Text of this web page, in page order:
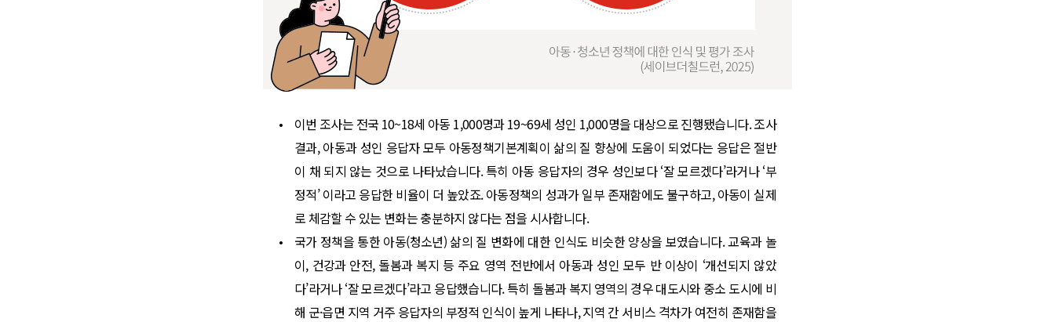
•
이번 조사는 전국 10~18세 아동 1,000명과 19~69세 성인 1,000명을 대상으로 진행됐습니다. 조사
결과, 아동과 성인 응답자 모두 아동정책기본계획이 삶의 질 향상에 도움이 되었다는 응답은 절반
이 채 되지 않는 것으로 나타났습니다. 특히 아동 응답자의 경우 성인보다 ‘잘 모르겠다’라거나 ‘부
정적’ 이라고 응답한 비율이 더 높았죠. 아동정책의 성과가 일부 존재함에도 불구하고, 아동이 실제
로 체감할 수 있는 변화는 충분하지 않다는 점을 시사합니다.
•
국가 정책을 통한 아동(청소년) 삶의 질 변화에 대한 인식도 비슷한 양상을 보였습니다. 교육과 놀
이, 건강과 안전, 돌봄과 복지 등 주요 영역 전반에서 아동과 성인 모두 반 이상이 ‘개선되지 않았
다’라거나 ‘잘 모르겠다’라고 응답했습니다. 특히 돌봄과 복지 영역의 경우 대도시와 중소 도시에 비
해 군·읍면 지역 거주 응답자의 부정적 인식이 높게 나타나, 지역 간 서비스 격차가 여전히 존재함을